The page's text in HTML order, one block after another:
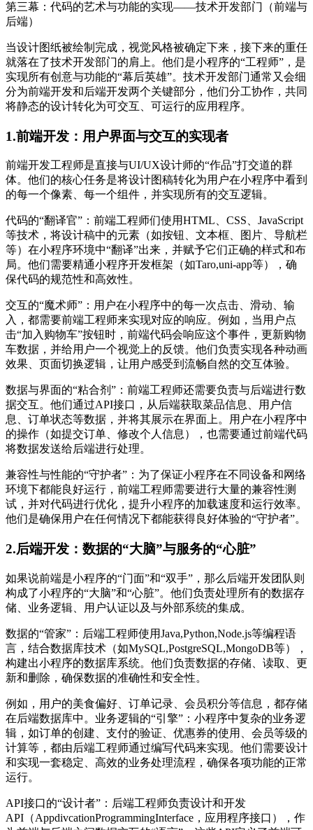
第三幕：代码的艺术与功能的实现——技术开发部门（前端与
后端）
当设计图纸被绘制完成，视觉风格被确定下来，接下来的重任
就落在了技术开发部门的肩上。他们是小程序的“工程师”，是
实现所有创意与功能的“幕后英雄”。技术开发部门通常又会细
分为前端开发和后端开发两个关键部分，他们分工协作，共同
将静态的设计转化为可交互、可运行的应用程序。
1.前端开发：用户界面与交互的实现者
前端开发工程师是直接与UI/UX设计师的“作品”打交道的群
体。他们的核心任务是将设计图稿转化为用户在小程序中看到
的每一个像素、每一个组件，并实现所有的交互逻辑。
代码的“翻译官”：前端工程师们使用HTML、CSS、JavaScript
等技术，将设计稿中的元素（如按钮、文本框、图片、导航栏
等）在小程序环境中“翻译”出来，并赋予它们正确的样式和布
局。他们需要精通小程序开发框架（如Taro,uni-app等），确
保代码的规范性和高效性。
交互的“魔术师”：用户在小程序中的每一次点击、滑动、输
入，都需要前端工程师来实现对应的响应。例如，当用户点
击“加入购物车”按钮时，前端代码会响应这个事件，更新购物
车数据，并给用户一个视觉上的反馈。他们负责实现各种动画
效果、页面切换逻辑，让用户感受到流畅自然的交互体验。
数据与界面的“粘合剂”：前端工程师还需要负责与后端进行数
据交互。他们通过API接口，从后端获取菜品信息、用户信
息、订单状态等数据，并将其展示在界面上。用户在小程序中
的操作（如提交订单、修改个人信息），也需要通过前端代码
将数据发送给后端进行处理。
兼容性与性能的“守护者”：为了保证小程序在不同设备和网络
环境下都能良好运行，前端工程师需要进行大量的兼容性测
试，并对代码进行优化，提升小程序的加载速度和运行效率。
他们是确保用户在任何情况下都能获得良好体验的“守护者”。
2.后端开发：数据的“大脑”与服务的“心脏”
如果说前端是小程序的“门面”和“双手”，那么后端开发团队则
构成了小程序的“大脑”和“心脏”。他们负责处理所有的数据存
储、业务逻辑、用户认证以及与外部系统的集成。
数据的“管家”：后端工程师使用Java,Python,Node.js等编程语
言，结合数据库技术（如MySQL,PostgreSQL,MongoDB等），
构建出小程序的数据库系统。他们负责数据的存储、读取、更
新和删除，确保数据的准确性和安全性。
例如，用户的美食偏好、订单记录、会员积分等信息，都存储
在后端数据库中。业务逻辑的“引擎”：小程序中复杂的业务逻
辑，如订单的创建、支付的验证、优惠券的使用、会员等级的
计算等，都由后端工程师通过编写代码来实现。他们需要设计
和实现一套稳定、高效的业务处理流程，确保各项功能的正常
运行。
API接口的“设计者”：后端工程师负责设计和开发
API（AppdivcationProgrammingInterface，应用程序接口），作